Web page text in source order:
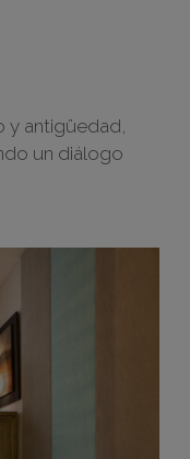
y antigüedad,
un diálogo